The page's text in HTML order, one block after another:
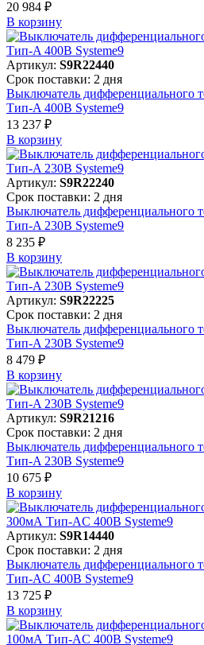
20 984 ₽
В корзинy
Артикул: S9R22440
Срок поставки: 2 дня
Выключатель дифференциального
Тип-A 400В Systeme9
13 237 ₽
В корзинy
Артикул: S9R22240
Срок поставки: 2 дня
Выключатель дифференциального
Тип-A 230В Systeme9
8 235 ₽
В корзинy
Артикул: S9R22225
Срок поставки: 2 дня
Выключатель дифференциального
Тип-A 230В Systeme9
8 479 ₽
В корзинy
Артикул: S9R21216
Срок поставки: 2 дня
Выключатель дифференциального
Тип-A 230В Systeme9
10 675 ₽
В корзинy
Артикул: S9R14440
Срок поставки: 2 дня
Выключатель дифференциального
Тип-AC 400В Systeme9
13 725 ₽
В корзинy